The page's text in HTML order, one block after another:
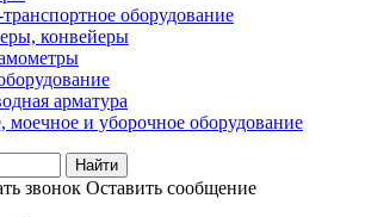
оборудование
конвейеры
арматура
моечное и уборочное оборудование
Найти
звонок Оставить сообщение